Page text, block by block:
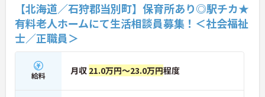
【北海道／石狩郡当別町】保育所あり◎駅チカ★
有料老人ホームにて生活相談員募集！＜社会福祉
士／正職員＞
給料 月収 21.0万円～23.0万円程度